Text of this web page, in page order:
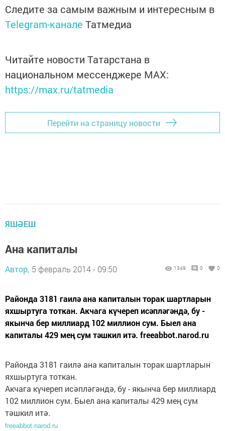
Следите за самым важным и интересным в
Telegram-канале Татмедиа
Читайте новости Татарстана в
национальном мессенджере MАХ:
https://max.ru/tatmedia
Перейти на страницу новости
ЯШӘЕШ
Ана капиталы
Автор, 5 февраль 2014 - 09:50 1349 0 0
Районда 3181 гаилә ана капиталын торак шартларын
яхшыртуга тоткан. Акчага күчереп исәпләгәндә, бу -
якынча бер миллиард 102 миллион сум. Быел ана
капиталы 429 мең сум тәшкил итә. freeabbot.narod.ru
Районда 3181 гаилә ана капиталын торак шартларын
яхшыртуга тоткан.
Акчага күчереп исәпләгәндә, бу - якынча бер миллиард
102 миллион сум. Быел ана капиталы 429 мең сум
тәшкил итә.
freeabbot.narod.ru